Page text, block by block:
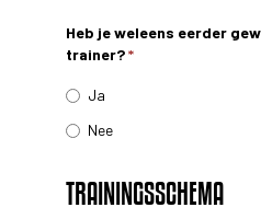
Heb je weleens eerder
trainer?*
Ja
Nee
TRAININGSSCHEMA